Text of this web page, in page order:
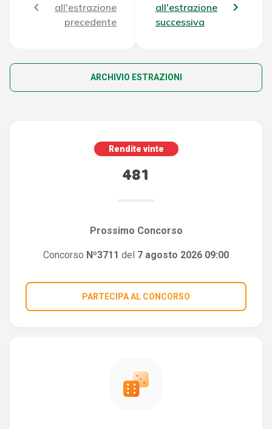
all'estrazione
precedente
all'estrazione
successiva
ARCHIVIO ESTRAZIONI
Rendite vinte
481
Prossimo Concorso
Concorso Nº3711 del 7 agosto 2026 09:00
PARTECIPA AL CONCORSO